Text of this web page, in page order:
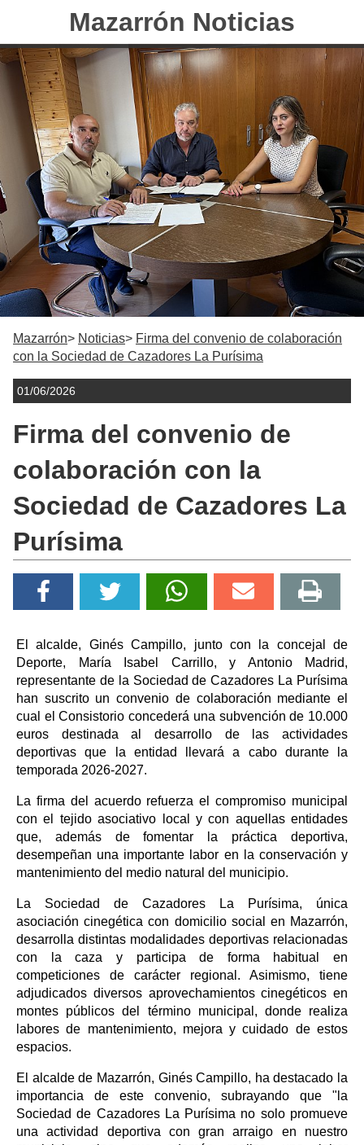
Mazarrón Noticias
Mazarrón Noticias
Firma del convenio de colaboración
con la Sociedad de Cazadores La Purísima
01/06/2026
Firma del convenio de
colaboración con la
Sociedad de Cazadores La
Purísima
El alcalde, Ginés Campillo, junto con la concejal de
Deporte, María Isabel Carrillo, y Antonio Madrid,
representante de la Sociedad de Cazadores La Purísima
han suscrito un convenio de colaboración mediante el
cual el Consistorio concederá una subvención de 10.000
euros destinada al desarrollo de las actividades
deportivas que la entidad llevará a cabo durante la
temporada 2026-2027.
La firma del acuerdo refuerza el compromiso municipal
con el tejido asociativo local y con aquellas entidades
que, además de fomentar la práctica deportiva,
desempeñan una importante labor en la conservación y
mantenimiento del medio natural del municipio.
La Sociedad de Cazadores La Purísima, única
asociación cinegética con domicilio social en Mazarrón,
desarrolla distintas modalidades deportivas relacionadas
con la caza y participa de forma habitual en
competiciones de carácter regional. Asimismo, tiene
adjudicados diversos aprovechamientos cinegéticos en
montes públicos del término municipal, donde realiza
labores de mantenimiento, mejora y cuidado de estos
espacios.
El alcalde de Mazarrón, Ginés Campillo, ha destacado la
importancia de este convenio, subrayando que "la
Sociedad de Cazadores La Purísima no solo promueve
una actividad deportiva con gran arraigo en nuestro